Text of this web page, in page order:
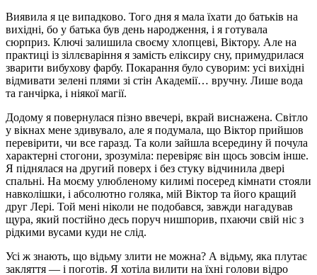
Виявила я це випадково. Того дня я мала їхати до батьків на
вихідні, бо у батька був день народження, і я готувала
сюрприз. Ключі залишила своєму хлопцеві, Віктору. Але на
практиці із зіллєваріння я замість еліксиру сну, примудрилася
зварити вибухову фарбу. Покарання було суворим: усі вихідні
відмивати зелені плями зі стін Академії… вручну. Лише вода
та ганчірка, і ніякої магії.
Додому я повернулася пізно ввечері, вкрай виснажена. Світло
у вікнах мене здивувало, але я подумала, що Віктор прийшов
перевірити, чи все гаразд. Та коли зайшла всередину й почула
характерні стогони, зрозуміла: перевіряє він щось зовсім інше.
Я піднялася на другий поверх і без стуку відчинила двері
спальні. На моєму улюбленому килимі посеред кімнати стояли
навколішки, і абсолютно голяка, мій Віктор та його кращий
друг Лері. Той мені ніколи не подобався, завжди нагадував
щура, який постійно десь поруч нишпорив, пхаючи свій ніс з
рідкими вусами куди не слід.
Усі ж знають, що відьму злити не можна? А відьму, яка плутає
закляття — і поготів. Я хотіла вилити на їхні голови відро